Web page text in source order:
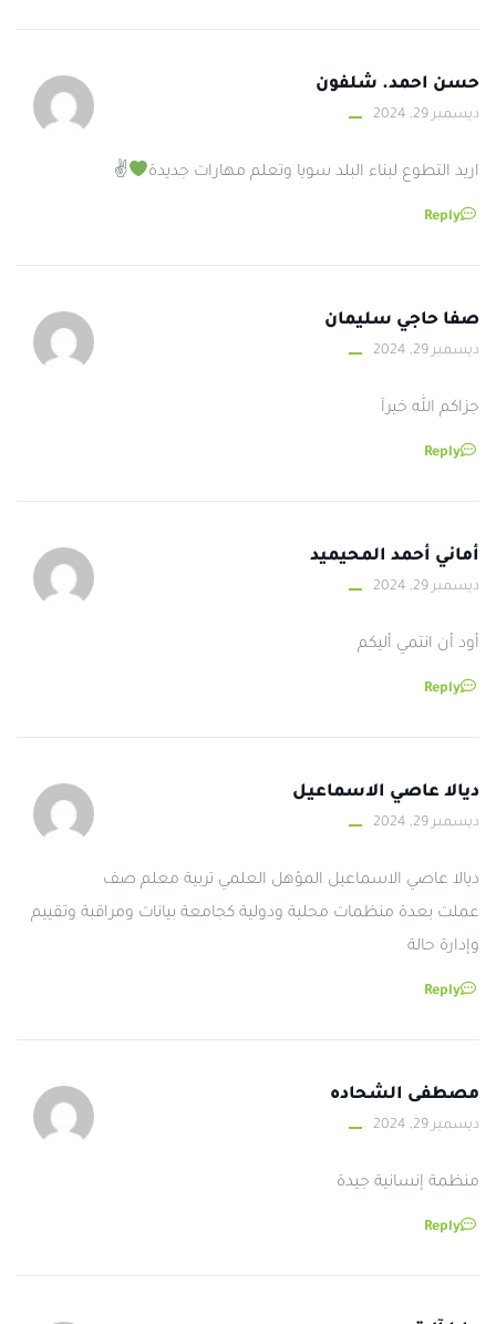
حسن احمد. شلفون
ديسمبر 29, 2024
اريد التطوع لبناء البلد سويا وتعلم مهارات جديدة ✌
Reply
صفا حاجي سليمان
ديسمبر 29, 2024
جزاكم الله خيرآ
Reply
أماني أحمد المحيميد
ديسمبر 29, 2024
أود أن انتمي أليكم
Reply
ديالا عاصي الاسماعيل
ديسمبر 29, 2024
ديالا عاصي الاسماعيل المؤهل العلمي تربية معلم صف
عملت بعدة منظمات محلية ودولية كجامعة بيانات ومراقبة وتقييم
وإدارة حالة
Reply
مصطفى الشحاده
ديسمبر 29, 2024
منظمة إنسانية جيدة
Reply